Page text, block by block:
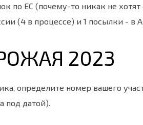
по ЕС (почему-то никак не
(4 в процессе) и 1 посылки - в
2023
определите номер вашего
под датой).